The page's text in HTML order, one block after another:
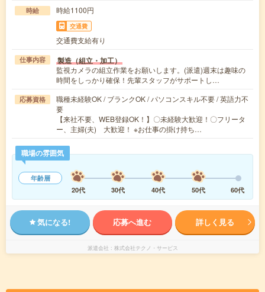
時給 時給1100円
交通費
交通費支給有り
仕事内容 製造（組立・加工）
監視カメラの組立作業をお願いします。(派遣)週末は趣味の
時間をしっかり確保！先輩スタッフがサポートし…
応募資格
職種未経験OK / ブランクOK / パソコンスキル不要 / 英語力不
要
【来社不要、WEB登録OK！】〇未経験大歓迎！〇フリータ
ー、主婦(夫) 大歓迎！ ※お仕事の掛け持ち…
職場の雰囲気
年齢層
20代
30代 40代 50代 60代
気になる! 応募へ進む 詳しく見る
派遣会社 株式会社テクノ・サービス